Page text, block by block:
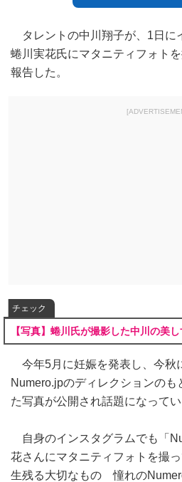
タレントの中川翔子が、1日に
蜷川実花氏にマタニティフォト
報告した。
チェック
【写真】蜷川氏が撮影した中川の美
今年5月に妊娠を発表し、今秋
Numero.jpのディレクションのも
た写真が公開され話題になってい
自身のインスタグラムでも「
花さんにマタニティフォトを撮
生残る大切なもの 憧れの